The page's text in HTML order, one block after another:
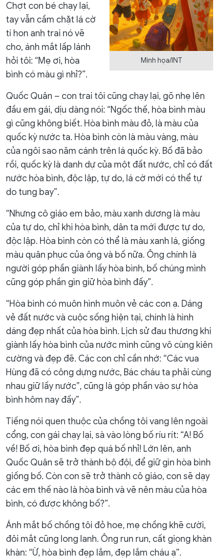
Minh họa/INT
Chợt con bé chạy lại,
tay vẫn cầm chặt lá cờ
tí hon anh trai nó vẽ
cho, ánh mắt lấp lánh
hỏi tôi: “Mẹ ơi, hòa
bình có màu gì nhỉ?”.
Quốc Quân – con trai tôi cũng chạy lại, gõ nhẹ lên
đầu em gái, dịu dàng nói: “Ngốc thế, hòa bình màu
gì cũng không biết. Hòa bình màu đỏ, là màu của
quốc kỳ nước ta. Hòa bình còn là màu vàng, màu
của ngôi sao năm cánh trên lá quốc kỳ. Bố đã bảo
rồi, quốc kỳ là danh dự của một đất nước, chỉ có đất
nước hòa bình, độc lập, tự do, lá cờ mới có thể tự
do tung bay”.
“Nhưng cô giáo em bảo, màu xanh dương là màu
của tự do, chỉ khi hòa bình, dân ta mới được tự do,
độc lập. Hòa bình còn có thể là màu xanh lá, giống
màu quân phục của ông và bố nữa. Ông chính là
người góp phần giành lấy hòa bình, bố chúng mình
cũng góp phần gìn giữ hòa bình đấy”.
“Hòa bình có muôn hình muôn vẻ các con ạ. Dáng
vẻ đất nước và cuộc sống hiện tại, chính là hình
dáng đẹp nhất của hòa bình. Lịch sử đau thương khi
giành lấy hòa bình của nước mình cũng vô cùng kiên
cường và đẹp đẽ. Các con chỉ cần nhớ: “Các vua
Hùng đã có công dựng nước, Bác cháu ta phải cùng
nhau giữ lấy nước”, cũng là góp phần vào sự hòa
bình hôm nay đấy”.
Tiếng nói quen thuộc của chồng tôi vang lên ngoài
cổng, con gái chạy lại, sà vào lòng bố ríu rít: “A! Bố
về! Bố ơi, hòa bình đẹp quá bố nhỉ! Lớn lên, anh
Quốc Quân sẽ trở thành bộ đội, để giữ gìn hòa bình
giống bố. Còn con sẽ trở thành cô giáo, con sẽ dạy
các em thế nào là hòa bình và vẽ nên màu của hòa
bình, có được không bố?”.
Ánh mắt bố chồng tôi đỏ hoe, mẹ chồng khẽ cười,
đôi mắt cũng long lanh. Ông run run, cất giọng khàn
khàn: “Ừ, hòa bình đẹp lắm, đẹp lắm cháu ạ”.